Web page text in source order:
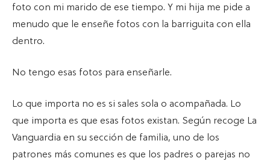
foto con mi marido de ese tiempo. Y mi hija me pide a
menudo que le enseñe fotos con la barriguita con ella
dentro.
No tengo esas fotos para enseñarle.
Lo que importa no es si sales sola o acompañada. Lo
que importa es que esas fotos existan. Según recoge La
Vanguardia en su sección de familia, uno de los
patrones más comunes es que los padres o parejas no